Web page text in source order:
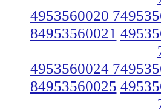
4953560020
84953560021
4953560024
84953560025